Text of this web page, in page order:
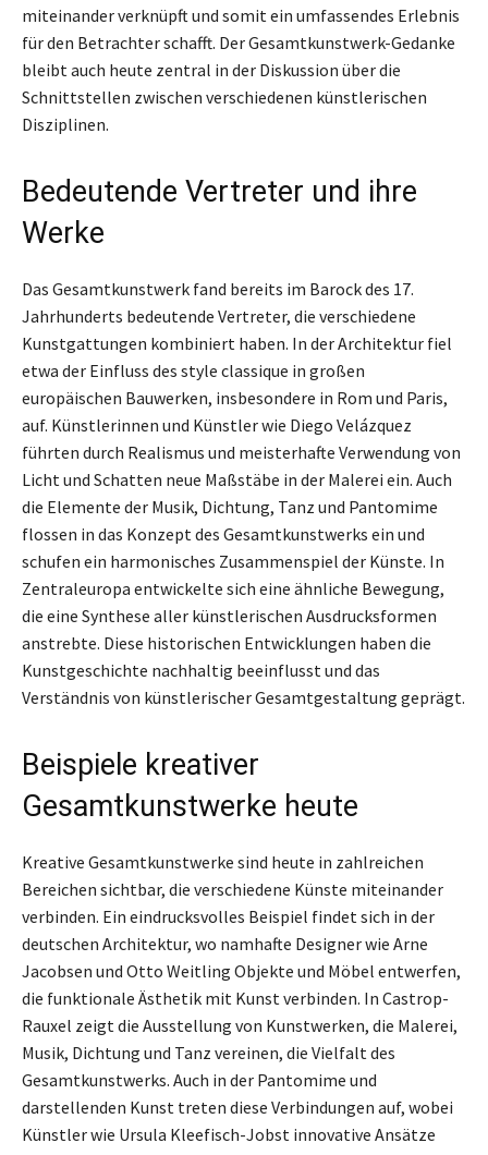
miteinander verknüpft und somit ein umfassendes Erlebnis
für den Betrachter schafft. Der Gesamtkunstwerk-Gedanke
bleibt auch heute zentral in der Diskussion über die
Schnittstellen zwischen verschiedenen künstlerischen
Disziplinen.
Bedeutende Vertreter und ihre
Werke
Das Gesamtkunstwerk fand bereits im Barock des 17.
Jahrhunderts bedeutende Vertreter, die verschiedene
Kunstgattungen kombiniert haben. In der Architektur fiel
etwa der Einfluss des style classique in großen
europäischen Bauwerken, insbesondere in Rom und Paris,
auf. Künstlerinnen und Künstler wie Diego Velázquez
führten durch Realismus und meisterhafte Verwendung von
Licht und Schatten neue Maßstäbe in der Malerei ein. Auch
die Elemente der Musik, Dichtung, Tanz und Pantomime
flossen in das Konzept des Gesamtkunstwerks ein und
schufen ein harmonisches Zusammenspiel der Künste. In
Zentraleuropa entwickelte sich eine ähnliche Bewegung,
die eine Synthese aller künstlerischen Ausdrucksformen
anstrebte. Diese historischen Entwicklungen haben die
Kunstgeschichte nachhaltig beeinflusst und das
Verständnis von künstlerischer Gesamtgestaltung geprägt.
Beispiele kreativer
Gesamtkunstwerke heute
Kreative Gesamtkunstwerke sind heute in zahlreichen
Bereichen sichtbar, die verschiedene Künste miteinander
verbinden. Ein eindrucksvolles Beispiel findet sich in der
deutschen Architektur, wo namhafte Designer wie Arne
Jacobsen und Otto Weitling Objekte und Möbel entwerfen,
die funktionale Ästhetik mit Kunst verbinden. In Castrop-
Rauxel zeigt die Ausstellung von Kunstwerken, die Malerei,
Musik, Dichtung und Tanz vereinen, die Vielfalt des
Gesamtkunstwerks. Auch in der Pantomime und
darstellenden Kunst treten diese Verbindungen auf, wobei
Künstler wie Ursula Kleefisch-Jobst innovative Ansätze